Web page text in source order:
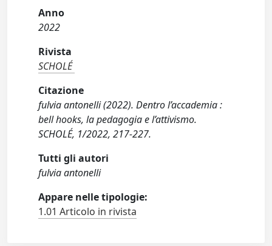
Anno
2022
Rivista
SCHOLÉ
Citazione
fulvia antonelli (2022). Dentro l’accademia :
bell hooks, la pedagogia e l’attivismo.
SCHOLÉ, 1/2022, 217-227.
Tutti gli autori
fulvia antonelli
Appare nelle tipologie:
1.01 Articolo in rivista